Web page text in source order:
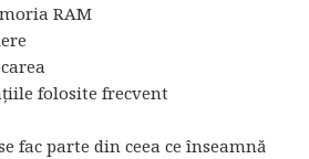
RAM
folosite frecvent
fac parte din ceea ce înseamnă